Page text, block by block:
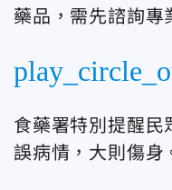
藥品，需先諮詢專
食藥署特別提醒民
誤病情，大則傷身